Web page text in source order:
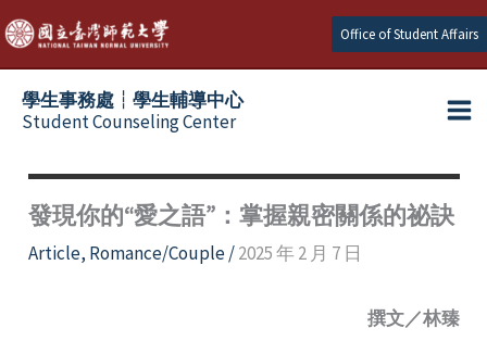
Skip
to
content
Office of Student Affairs
學生事務處┆學生輔導中心
Student Counseling Center
發現你的“愛之語”：掌握親密關係的祕訣
Article, Romance/Couple/2025 年 2 月 7 日
撰文／林臻